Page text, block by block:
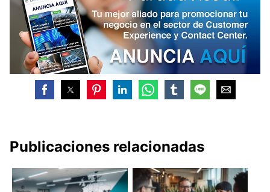
Publicaciones relacionadas